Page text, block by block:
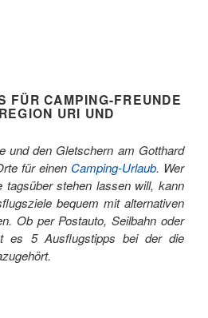
FÜR CAMPING-FREUNDE
URI UND
und den Gletschern am Gotthard
für einen Camping-Urlaub. Wer
tagsüber stehen lassen will, kann
bequem mit alternativen
Ob per Postauto, Seilbahn oder
es 5 Ausflugstipps bei der die